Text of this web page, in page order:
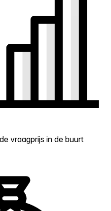
vraagprijs in de buurt